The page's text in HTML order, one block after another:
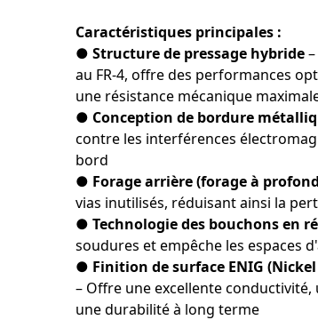
Caractéristiques principales :
● Structure de pressage hybride–
au FR-4, offre des performances
une résistance mécanique
● Conception de bordure
contre les interférences
bord
● Forage arrière (forage à
vias inutilisés, réduisant ainsi la
● Technologie des bouchons en
soudures et empêche les espaces
● Finition de surface ENIG
– Offre une excellente
une durabilité à long terme